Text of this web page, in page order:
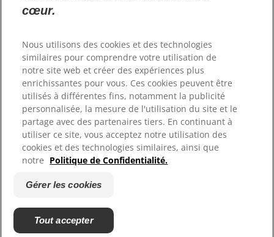
© 2026 Colgate-Palmolive Company. Tous droits réservés.
Politique de confidentialité
Gérer les cookies
cœur.
Nous utilisons des cookies et des technologies
similaires pour comprendre votre utilisation de
notre site web et créer des expériences plus
enrichissantes pour vous. Ces cookies peuvent être
utilisés à différentes fins, notamment la publicité
personnalisée, la mesure de l'utilisation du site et le
partage avec des partenaires tiers. En continuant à
utiliser ce site, vous acceptez notre utilisation des
cookies et des technologies similaires, ainsi que
notre Politique de Confidentialité.
Gérer les cookies
Tout accepter